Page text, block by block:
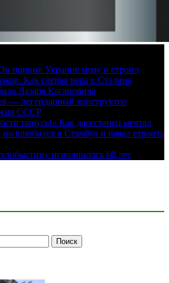
привил Украине мову и строил
Как слепая вера в Сталина
Лазаря Кагановича
— легендарный конструктор
СССР
тащусь!» Как дагестанец мечтал
но влюбился в Стамбул и начал строить
исполнилось 60 лет